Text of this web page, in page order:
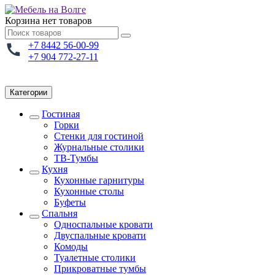
Корзина нет товаров
+7 8442 56-00-99
+7 904 772-27-11
Категории
Гостиная
Горки
Стенки для гостиной
Журнальные столики
TВ-Тумбы
Кухня
Кухонные гарнитуры
Кухонные столы
Буфеты
Спальня
Односпальные кровати
Двуспальные кровати
Комоды
Туалетные столики
Прикроватные тумбы